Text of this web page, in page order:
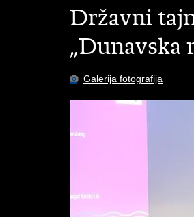
Državni
„Dunavska
Galerija fotografija